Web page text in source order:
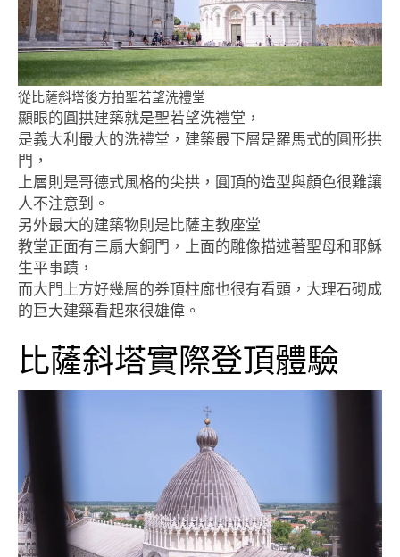
從比薩斜塔後方拍聖若望洗禮堂
顯眼的圓拱建築就是聖若望洗禮堂，
是義大利最大的洗禮堂，建築最下層是羅馬式的圓形拱
門，
上層則是哥德式風格的尖拱，圓頂的造型與顏色很難讓
人不注意到。
另外最大的建築物則是比薩主教座堂
教堂正面有三扇大銅門，上面的雕像描述著聖母和耶穌
生平事蹟，
而大門上方好幾層的券頂柱廊也很有看頭，大理石砌成
的巨大建築看起來很雄偉。
比薩斜塔實際登頂體驗